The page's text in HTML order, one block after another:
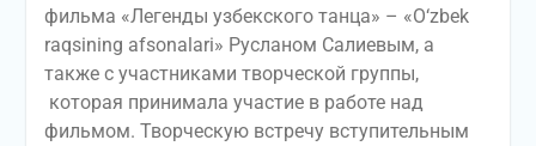
фильма «Легенды узбекского танца» – «O‘zbek
raqsining afsonalari» Русланом Салиевым, а
также с участниками творческой группы,
которая принимала участие в работе над
фильмом. Творческую встречу вступительным